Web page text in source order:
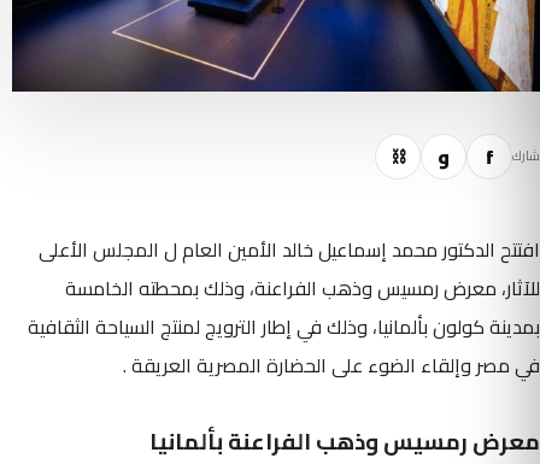
شارك f و ⛓
افتتح الدكتور محمد إسماعيل خالد الأمين العام ل المجلس الأعلى
للآثار، معرض رمسيس وذهب الفراعنة، وذلك بمحطته الخامسة
بمدينة كولون بألمانيا، وذلك في إطار الترويج لمنتج السياحة الثقافية
في مصر وإلقاء الضوء على الحضارة المصرية العريقة .
معرض رمسيس وذهب الفراعنة بألمانيا